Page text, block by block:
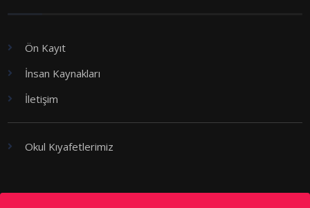
Ön Kayıt
İnsan Kaynakları
İletişim
Okul Kıyafetlerimiz
Kademeler